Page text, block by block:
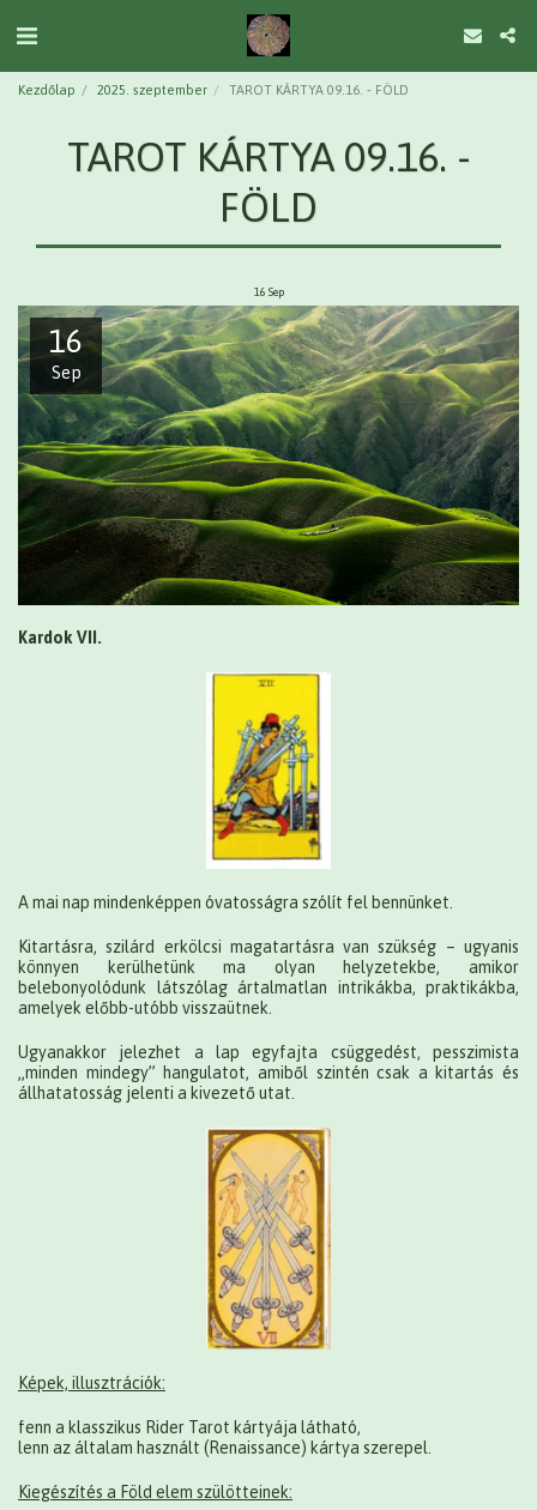
Kezdőlap 2025. szeptember TAROT KÁRTYA 09.16. - FÖLD
TAROT KÁRTYA 09.16. -
FÖLD
16 Sep
16
Sep
Kardok VII.
A mai nap mindenképpen óvatosságra szólít fel bennünket.
Kitartásra, szilárd erkölcsi magatartásra van szükség – ugyanis
könnyen kerülhetünk ma olyan helyzetekbe, amikor
belebonyolódunk látszólag ártalmatlan intrikákba, praktikákba,
amelyek előbb-utóbb visszaütnek.
Ugyanakkor jelezhet a lap egyfajta csüggedést, pesszimista
„minden mindegy” hangulatot, amiből szintén csak a kitartás és
állhatatosság jelenti a kivezető utat.
Képek, illusztrációk:
fenn a klasszikus Rider Tarot kártyája látható,
lenn az általam használt (Renaissance) kártya szerepel.
Kiegészítés a Föld elem szülötteinek: